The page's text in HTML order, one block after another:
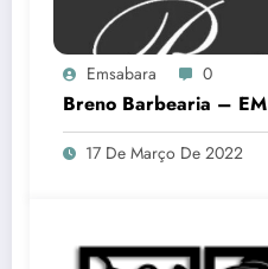
Emsabara 0
Breno Barbearia – EM
17 De Março De 2022